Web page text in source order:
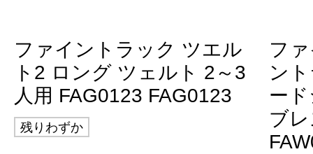
ファイントラック ツエル
ト2 ロング ツェルト 2～3
人用 FAG0123 FAG0123
残りわずか
フ
ン
ー
ブ